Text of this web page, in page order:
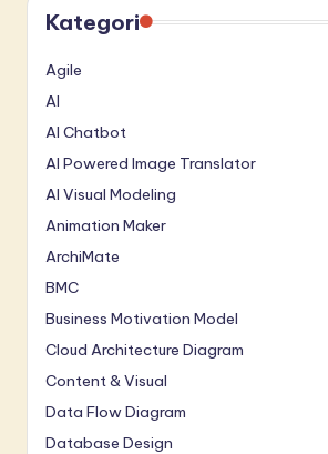
Kategori
Agile
AI
AI Chatbot
AI Powered Image Translator
AI Visual Modeling
Animation Maker
ArchiMate
BMC
Business Motivation Model
Cloud Architecture Diagram
Content & Visual
Data Flow Diagram
Database Design